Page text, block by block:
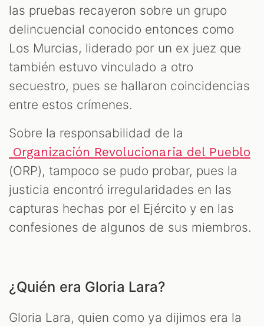
las pruebas recayeron sobre un grupo
delincuencial conocido entonces como
Los Murcias, liderado por un ex juez que
también estuvo vinculado a otro
secuestro, pues se hallaron coincidencias
entre estos crímenes.
Sobre la responsabilidad de la
Organización Revolucionaria del Pueblo
(ORP), tampoco se pudo probar, pues la
justicia encontró irregularidades en las
capturas hechas por el Ejército y en las
confesiones de algunos de sus miembros.
¿Quién era Gloria Lara?
Gloria Lara, quien como ya dijimos era la